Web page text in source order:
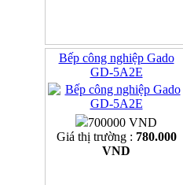
Bếp công nghiệp Gado
GD-5A2E
700000 VND
Giá thị trường : 780.000
VND